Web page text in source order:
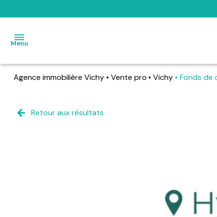
Menu
vendre
Agence immobilière Vichy Vente pro Vichy Fonds de
Retour aux résultats